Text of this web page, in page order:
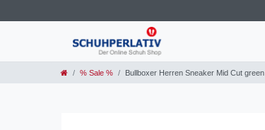
% Sale % Bullboxer Herren Sneaker Mid Cut green